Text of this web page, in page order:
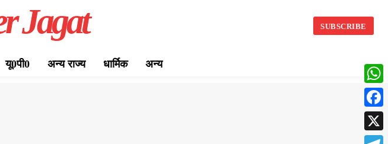
Jagat SUBSCRIBE
यू0पी0 अन्य राज्य धार्मिक अन्य
X